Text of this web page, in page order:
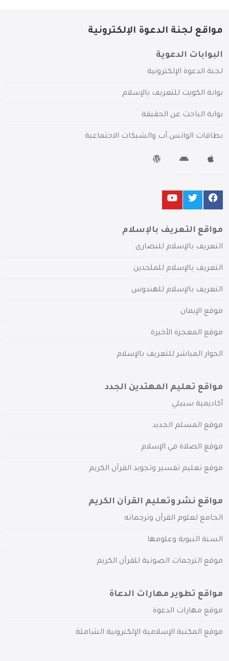
مواقع لجنة الدعوة الإلكترونية
البوابات الدعوية
لجنة الدعوة الإلكترونية
بوابة الكويت للتعريف بالإسلام
بوابة الباحث عن الحقيقة
بطاقات الواتس آب والشبكات الاجتماعية
مواقع التعريف بالإسلام
التعريف بالإسلام للنصارى
التعريف بالإسلام للملحدين
التعريف بالإسلام للهندوس
موقع الإيمان
موقع المعجزة الأخيرة
الحوار المباشر للتعريف بالإسلام
مواقع تعليم المهتدين الجدد
أكاديمية سبيلي
موقع المسلم الجديد
موقع الصلاة في الإسلام
موقع تعليم تفسير وتجويد القرآن الكريم
مواقع نشر وتعليم القرآن الكريم
الجامع لعلوم القرآن وترجماته
السنة النبوية وعلومها
موقع الترجمات الصوتية للقرآن الكريم
مواقع تطوير مهارات الدعاة
موقع مهارات الدعوة
موقع المكتبة الإسلامية الإلكترونية الشاملة